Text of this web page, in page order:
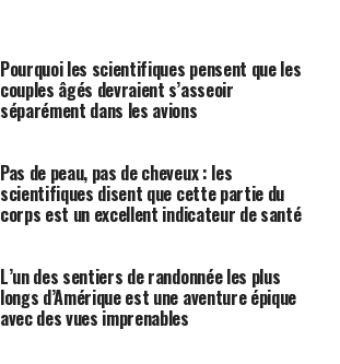
Pourquoi les scientifiques pensent que les
couples âgés devraient s’asseoir
séparément dans les avions
Pas de peau, pas de cheveux : les
scientifiques disent que cette partie du
corps est un excellent indicateur de santé
L’un des sentiers de randonnée les plus
longs d’Amérique est une aventure épique
avec des vues imprenables